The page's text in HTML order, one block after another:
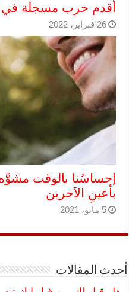
أقدم حرب مسجلة في
26 فبراير، 2022
إحساسُنا بالوقت مشوَّه
بأعينِ الآخرين
5 مايو، 2021
أحدث المقالات